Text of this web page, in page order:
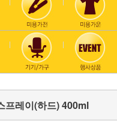
프레이(하드) 400ml